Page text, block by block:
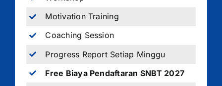
Motivation Training
Coaching Session
Progress Report Setiap Minggu
Free Biaya Pendaftaran SNBT 2027